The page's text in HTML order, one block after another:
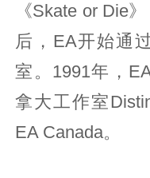
《Skate or Die
后，EA开始通
室。1991年，
拿大工作室
EA Canada。